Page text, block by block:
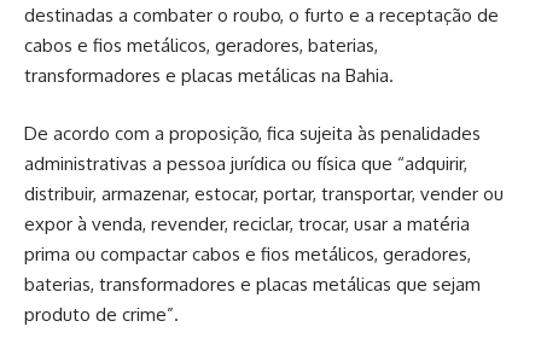
destinadas a combater o roubo, o furto e a receptação de
cabos e fios metálicos, geradores, baterias,
transformadores e placas metálicas na Bahia.
De acordo com a proposição, fica sujeita às penalidades
administrativas a pessoa jurídica ou física que “adquirir,
distribuir, armazenar, estocar, portar, transportar, vender ou
expor à venda, revender, reciclar, trocar, usar a matéria
prima ou compactar cabos e fios metálicos, geradores,
baterias, transformadores e placas metálicas que sejam
produto de crime”.